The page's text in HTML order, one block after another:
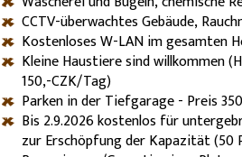
CCTV-überwachtes Gebäude,
Kostenloses W-LAN im gesamten
Kleine Haustiere sind willkommen
150,-CZK/Tag)
Parken in der Tiefgarage - Preis
Bis 2.9.2026 kostenlos für
zur Erschöpfung der Kapazität (50